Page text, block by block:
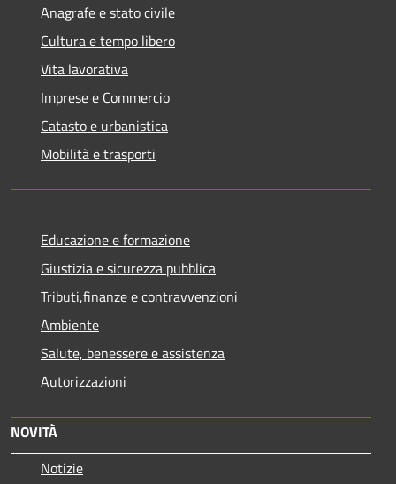
Anagrafe e stato civile
Cultura e tempo libero
Vita lavorativa
Imprese e Commercio
Catasto e urbanistica
Mobilità e trasporti
Educazione e formazione
Giustizia e sicurezza pubblica
Tributi,finanze e contravvenzioni
Ambiente
Salute, benessere e assistenza
Autorizzazioni
NOVITÀ
Notizie